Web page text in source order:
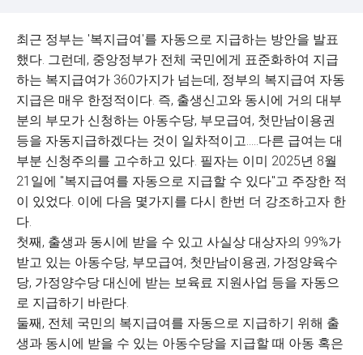
게
게
최근 정부는 '복지급여'를 자동으로 지급하는 방안을 발표
했다. 그런데, 중앙정부가 전체 국민에게 표준화하여 지급
하는 복지급여가 360가지가 넘는데, 정부의 복지급여 자동
지급은 매우 한정적이다. 즉, 출생신고와 동시에 거의 대부
분의 부모가 신청하는 아동수당, 부모급여, 첫만남이용권
등을 자동지급하겠다는 것이 일차적이고.....다른 급여는 대
부분 신청주의를 고수하고 있다. 필자는 이미 2025년 8월
21일에 "복지급여를 자동으로 지급할 수 있다"고 주장한 적
이 있었다. 이에 다음 몇가지를 다시 한번 더 강조하고자 한
다.
첫째, 출생과 동시에 받을 수 있고 사실상 대상자의 99%가
받고 있는 아동수당, 부모급여, 첫만남이용권, 가정양육수
당, 가정양수당 대신에 받는 보육료 지원사업 등을 자동으
로 지급하기 바란다.
둘째, 전체 국민의 복지급여를 자동으로 지급하기 위해 출
생과 동시에 받을 수 있는 아동수당을 지급할 때 아동 혹은